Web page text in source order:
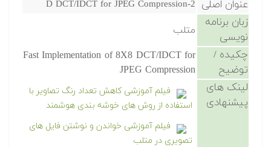
عنوان اصلی 2-D DCT/IDCT for JPEG Compression
زبان برنامه
نویسی
متلب
چکیده /
توضیح
Fast Implementation of 8X8 DCT/IDCT for
JPEG Compression
لینک های
پیشنهادی
فیلم آموزشی کاهش تعداد رنگ تصاویر با
استفاده از روش های خوشه بندی هوشمند
فیلم آموزشی خواندن و نوشتن فایل های
تصویری در متلب